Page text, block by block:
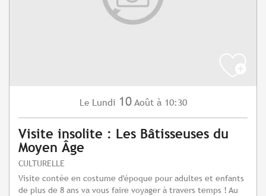
Le Lundi 10 Août à 10:30
Visite insolite : Les Bâtisseuses du
Moyen Âge
CULTURELLE
Visite contée en costume d'époque pour adultes et enfants
de plus de 8 ans va vous faire voyager à travers temps ! Au